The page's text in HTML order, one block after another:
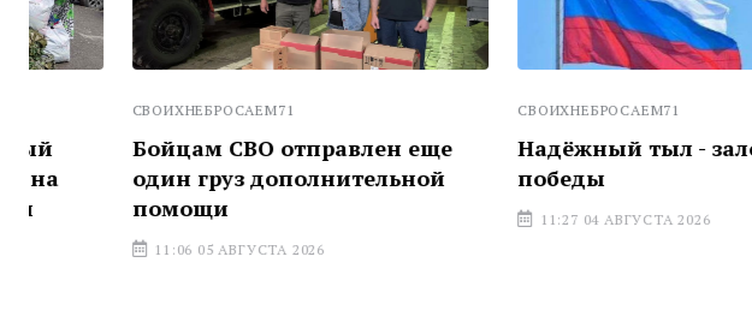
СВОИХНЕБРОСАЕМ71
Бойцам СВО отправлен еще
один груз дополнительной
помощи
11:06 05 АВГУСТА 2026
СВОИХНЕБРОСАЕМ71
Надёжный тыл - залог общей
победы
11:27 04 АВГУСТА 2026